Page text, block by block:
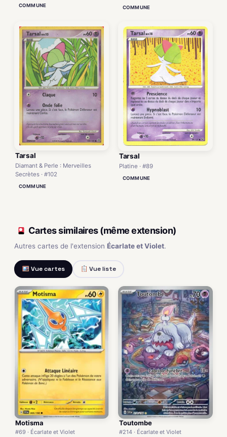
COMMUNE COMMUNE
Tarsal
Diamant & Perle : Merveilles
Secrètes · #102
COMMUNE
Tarsal
Platine · #89
COMMUNE
Cartes similaires (même extension)
Autres cartes de l'extension Écarlate et Violet.
Vue cartes Vue liste
Motisma
#69 · Écarlate et Violet
Toutombe
#214 · Écarlate et Violet